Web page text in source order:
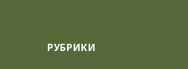
РУБРИКИ